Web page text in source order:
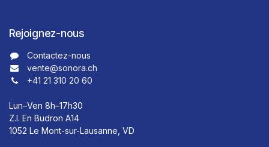
Rejoignez-nous
Contactez-nous​​
vente@sonora.ch
+41 21 310 20 60
Lun–Ven 8h–17h30
Z.I. En Budron A14
1052 Le Mont-sur-Lausanne, VD